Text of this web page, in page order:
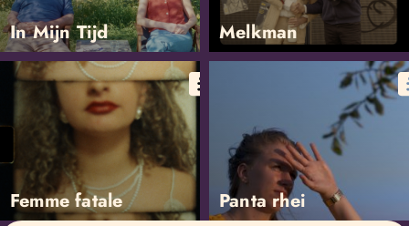
In Mijn Tijd Melkman
Femme fatale Panta rhei